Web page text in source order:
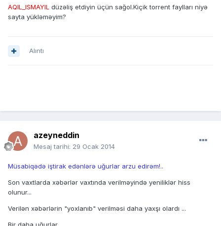
AQIL_ISMAYIL düzəliş etdiyin üçün sağol.Kiçik torrent faylları niyə
sayta yükləməyim?
Alıntı
azeyneddin
Mesaj tarihi: 29 Ocak 2014
Müsabiqədə iştirak edənlərə uğurlar arzu edirəm!..
Son vaxtlarda xəbərlər vaxtında verilməyində yeniliklər hiss
olunur...
Verilən xəbərlərin "yoxlanıb" verilməsi daha yaxşı olardı ...